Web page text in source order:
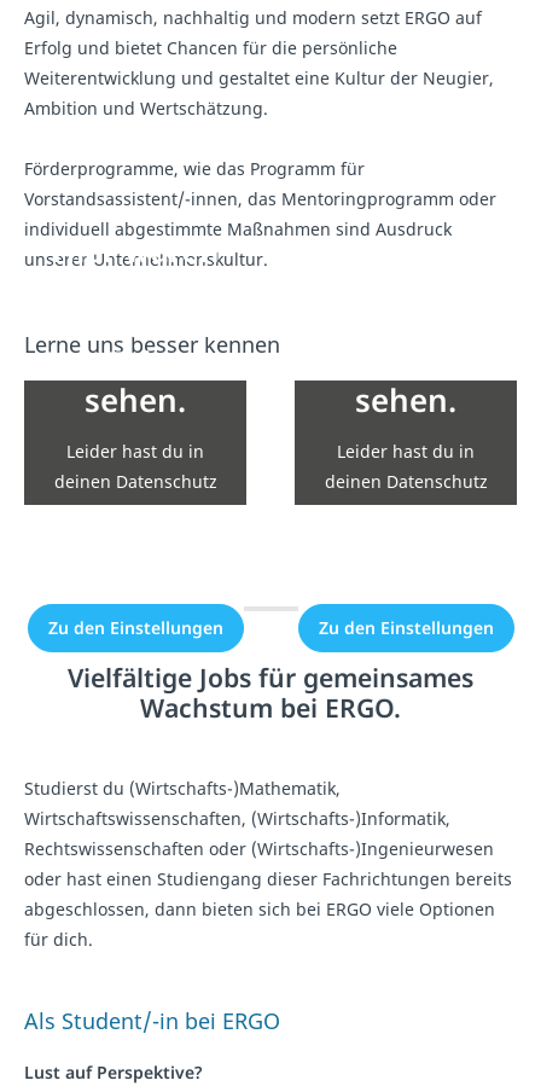
Agil, dynamisch, nachhaltig und modern setzt ERGO auf
Erfolg und bietet Chancen für die persönliche
Weiterentwicklung und gestaltet eine Kultur der Neugier,
Ambition und Wertschätzung.
Förderprogramme, wie das Programm für
Vorstandsassistent/-innen, das Mentoringprogramm oder
individuell abgestimmte Maßnahmen sind Ausdruck
unserer Unternehmenskultur.
Lerne uns besser kennen
Hier wären
Inhalte von
YouTube zu
sehen.
Leider hast du in
deinen Datenschutz
Einstellungen die
Zu den Einstellungen
Hier wären
sehen.
Leider hast du in
deinen Datenschutz
Einstellungen die
Zu den Einstellungen
Vielfältige Jobs für gemeinsames
Wachstum bei ERGO.
Studierst du (Wirtschafts-)Mathematik,
Wirtschaftswissenschaften, (Wirtschafts-)Informatik,
Rechtswissenschaften oder (Wirtschafts-)Ingenieurwesen
oder hast einen Studiengang dieser Fachrichtungen bereits
abgeschlossen, dann bieten sich bei ERGO viele Optionen
für dich.
Als Student/-in bei ERGO
Lust auf Perspektive?